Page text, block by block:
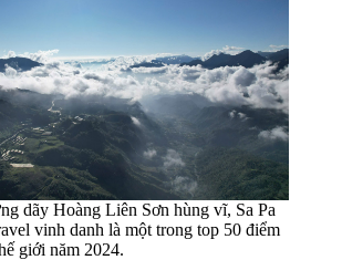
dãy Hoàng Liên Sơn hùng vĩ, Sa Pa
vinh danh là một trong top 50 điểm
giới năm 2024.